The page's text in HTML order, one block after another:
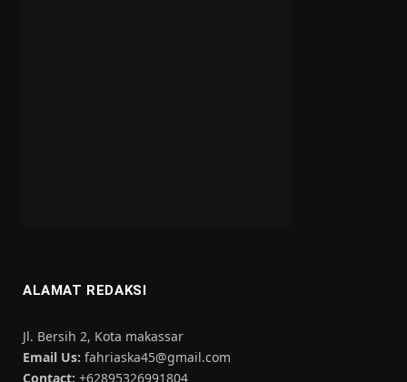
ALAMAT REDAKSI
Jl. Bersih 2, Kota makassar
Email Us: fahriaska45@gmail.com
Contact: +62895326991804